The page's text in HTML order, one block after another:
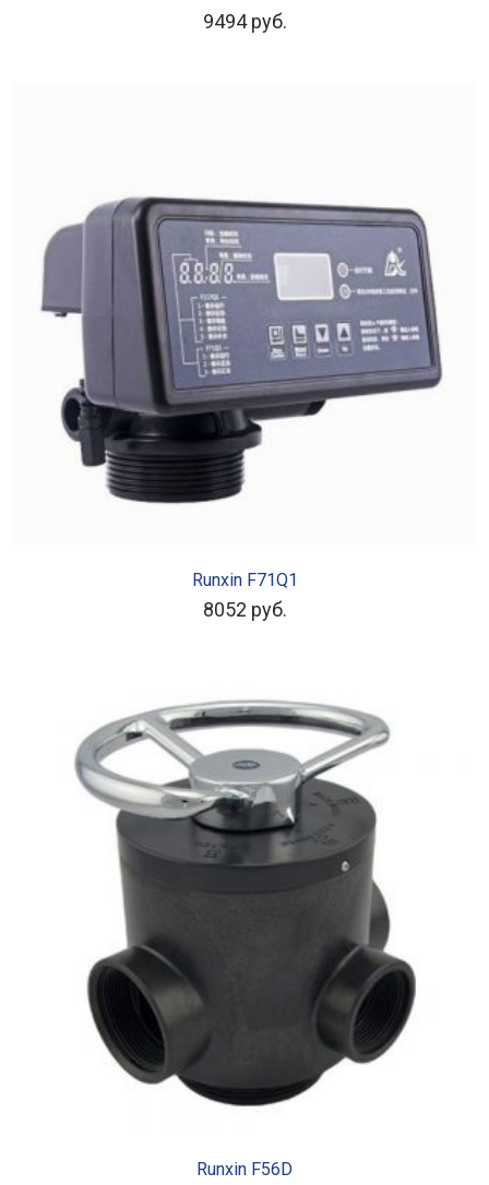
9494руб.
Runxin F71Q1
8052 руб.
Runxin F56D